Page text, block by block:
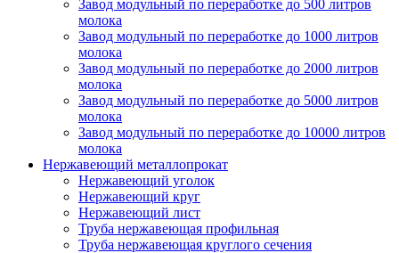
Завод модульный по переработке до 500 литров
молока
Завод модульный по переработке до 1000 литров
молока
Завод модульный по переработке до 2000 литров
молока
Завод модульный по переработке до 5000 литров
молока
Завод модульный по переработке до 10000 литров
молока
Нержавеющий металлопрокат
Нержавеющий уголок
Нержавеющий круг
Нержавеющий лист
Труба нержавеющая профильная
Труба нержавеющая круглого сечения